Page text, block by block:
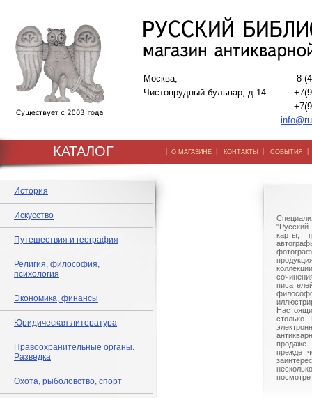
Москва,
Чистопрудный бульвар, д.14
8
КАТАЛОГ | О МАГАЗИНЕ | КОНТАКТЫ | СОБЫТИЯ
История
Искусство
Путешествия и география
Религия, философия,
психология
Экономика, финансы
Юридическая литература
Правоохранительные органы.
Разведка
Охота, рыболовство, спорт
"Русский
карты,
столько
прежде